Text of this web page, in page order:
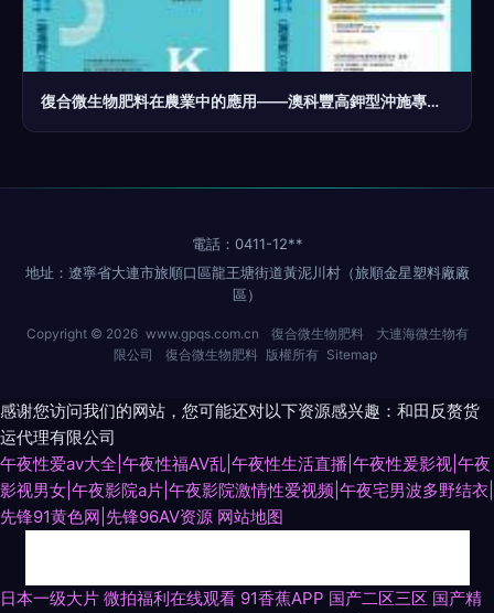
復合微生物肥料在農業中的應用——澳科豐高鉀型沖施專用肥解析
電話：0411-12**
地址：遼寧省大連市旅順口區龍王塘街道黃泥川村（旅順金星塑料廠廠
區）
Copyright © 2026 www.gpqs.com.cn 復合微生物肥料
大連海微生物有
限公司
復合微生物肥料 版權所有 Sitemap
感谢您访问我们的网站，您可能还对以下资源感兴趣：和田反赘货
运代理有限公司
午夜性爱av大全|午夜性福AV乱|午夜性生活直播|午夜性爰影视|午夜
影视男女|午夜影院a片|午夜影院激情性爱视频|午夜宅男波多野结衣|
先锋91黄色网|先锋96AV资源 网站地图
人人操人人摸97 人妖TS 美女爱爱吃瓜 熟女磁力链接 天天夜夜肏 偷拍桃花
日本一级大片 微拍福利在线观看 91香蕉APP 国产二区三区 国产精